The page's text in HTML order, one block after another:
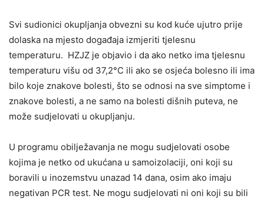
Svi sudionici okupljanja obvezni su kod kuće ujutro prije
dolaska na mjesto događaja izmjeriti tjelesnu
temperaturu. HZJZ je objavio i da ako netko ima tjelesnu
temperaturu višu od 37,2°C ili ako se osjeća bolesno ili ima
bilo koje znakove bolesti, što se odnosi na sve simptome i
znakove bolesti, a ne samo na bolesti dišnih puteva, ne
može sudjelovati u okupljanju.
U programu obilježavanja ne mogu sudjelovati osobe
kojima je netko od ukućana u samoizolaciji, oni koji su
boravili u inozemstvu unazad 14 dana, osim ako imaju
negativan PCR test. Ne mogu sudjelovati ni oni koji su bili